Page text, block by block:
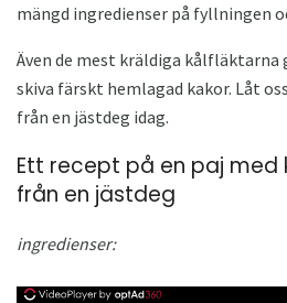
mängd ingredienser på fyllningen
Även de mest kräldiga kålfläktarna
skiva färskt hemlagad kakor. Låt
från en jästdeg idag.
Ett recept på en paj med
från en jästdeg
ingredienser: